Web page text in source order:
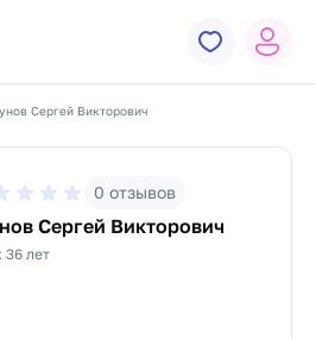
Сергей Викторович
0 отзывов
Сергей Викторович
36 лет